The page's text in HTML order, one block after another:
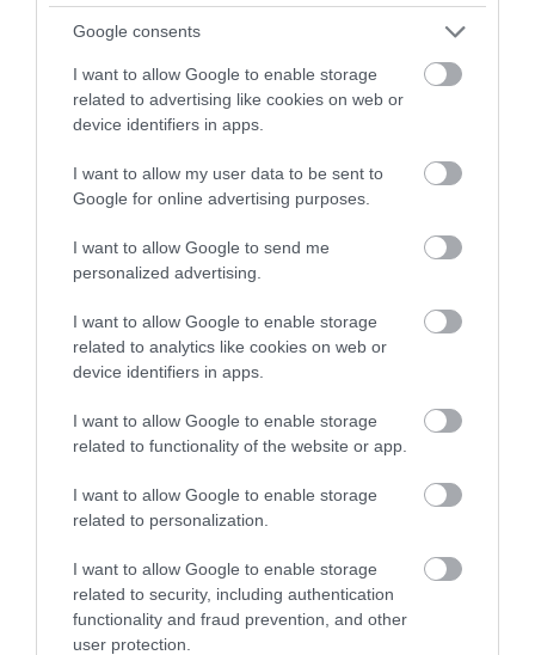
Google consents
I want to allow Google to enable storage
related to advertising like cookies on web or
device identifiers in apps.
I want to allow my user data to be sent to
Google for online advertising purposes.
I want to allow Google to send me
personalized advertising.
I want to allow Google to enable storage
related to analytics like cookies on web or
device identifiers in apps.
I want to allow Google to enable storage
related to functionality of the website or app.
I want to allow Google to enable storage
related to personalization.
I want to allow Google to enable storage
related to security, including authentication
functionality and fraud prevention, and other
user protection.
Mit szólsz? Ide minden baromságot...
Magnum IT Kft.
Médiaajánlat és hirdetési akciók
Adatvédelmi
nyiltakozat• Fórum•Írj Nekünk!•